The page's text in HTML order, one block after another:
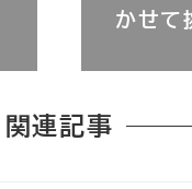
かせて
関連記事